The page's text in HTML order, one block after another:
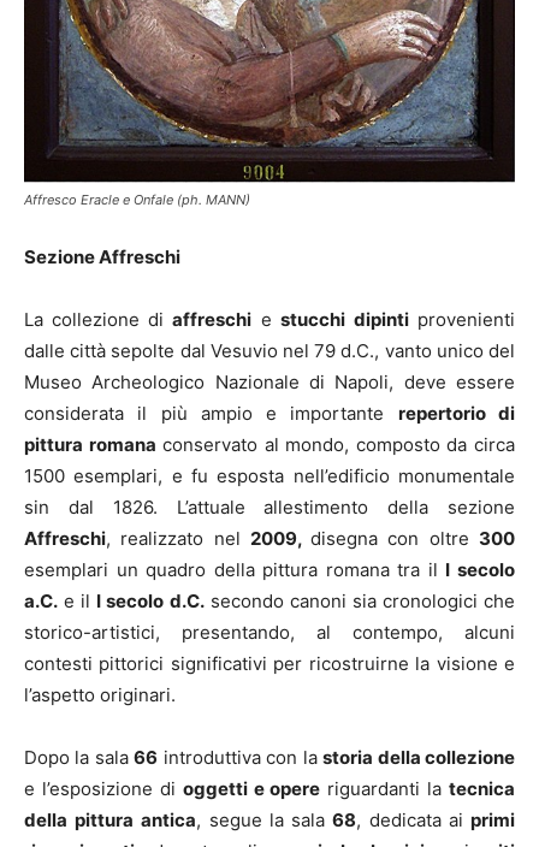
Affresco Eracle e Onfale (ph. MANN)
Sezione Affreschi
La collezione diaffreschi e stucchi dipintiprovenienti
dalle città sepolte dal Vesuvio nel 79 d.C., vanto unico del
Museo Archeologico Nazionale di Napoli, deve essere
considerata il più ampio e importante repertorio di
pittura romana conservato al mondo, composto da circa
1500 esemplari, e fu esposta nell’edificio monumentale
sin dal 1826. L’attuale allestimento della sezione
Affreschi, realizzato nel 2009,disegna con oltre 300
esemplari un quadro della pittura romana tra il I secolo
a.C. e il I secolo d.C.secondo canoni sia cronologici che
storico-artistici, presentando, al contempo, alcuni
contesti pittorici significativi per ricostruirne la visione e
l’aspetto originari.
Dopo la sala66 introduttiva con lastoria della collezione
e l’esposizione di oggetti e opere riguardanti la tecnica
della pittura antica, segue la sala68, dedicata aiprimi